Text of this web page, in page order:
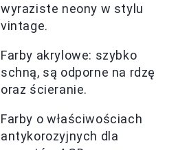
wyraziste neony w stylu
vintage.
Farby akrylowe: szybko
schną, są odporne na rdzę
oraz ścieranie.
Farby o właściwościach
antykorozyjnych dla